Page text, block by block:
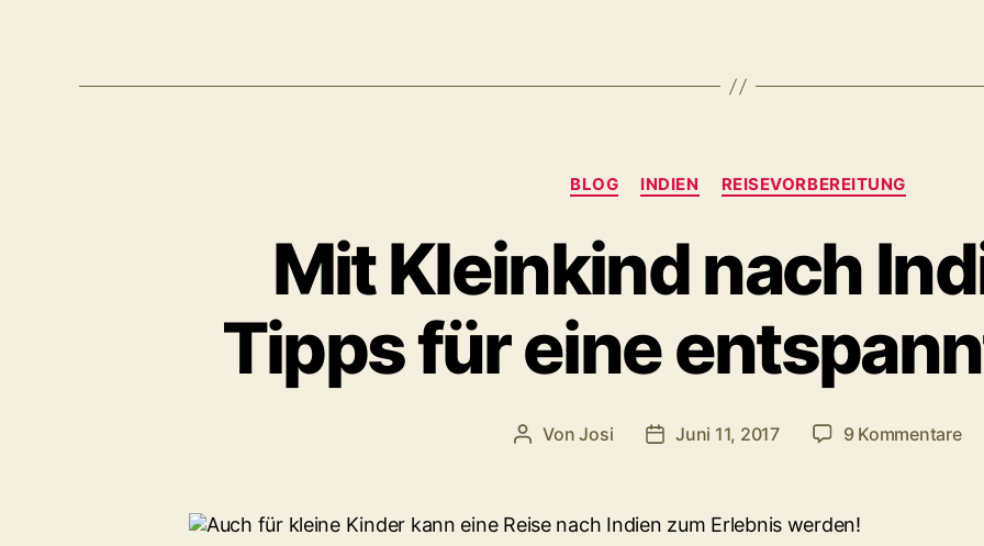
Kategorien
BLOG INDIEN REISEVORBEREITUNG
Mit Kleinkind nach
Tipps für eine
Beitragsautor
VonJosi Veröffentlichungsdatum
Juni 11, 2017 9 Kommentarezu